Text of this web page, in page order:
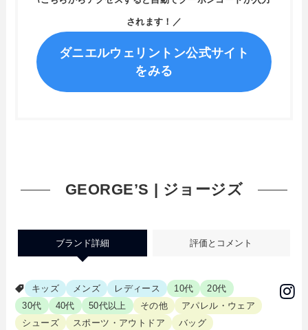
されます！／
ダニエルウェリントン公式サイト
をみる
GEORGE’S | ジョージズ
ブランド詳細 評価とコメント
キッズ メンズ レディース 10代
20代
30代
40代 50代以上 その他
アパレル・ウェア
シューズ
スポーツ・アウトドア
バッグ